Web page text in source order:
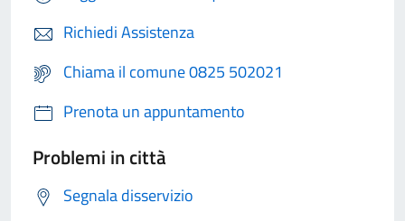
Richiedi Assistenza
Chiama il comune 0825 502021
Prenota un appuntamento
Problemi in città
Segnala disservizio